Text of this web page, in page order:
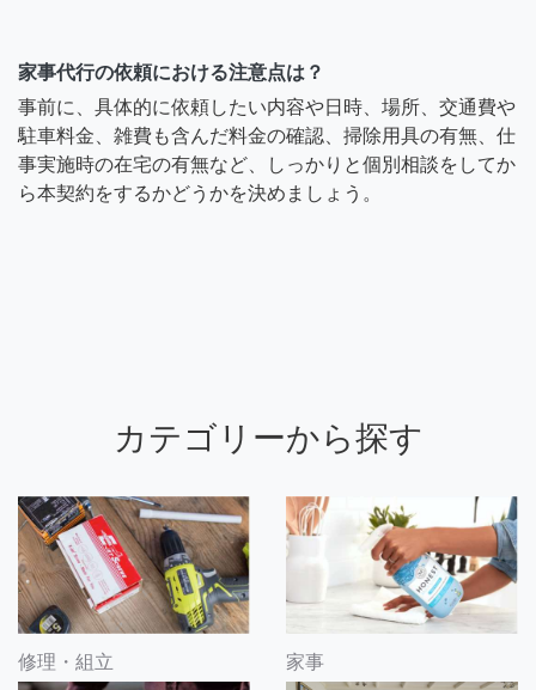
家事代行の依頼における注意点は？
事前に、具体的に依頼したい内容や日時、場所、交通費や
駐車料金、雑費も含んだ料金の確認、掃除用具の有無、仕
事実施時の在宅の有無など、しっかりと個別相談をしてか
ら本契約をするかどうかを決めましょう。
カテゴリーから探す
修理・組立 家事